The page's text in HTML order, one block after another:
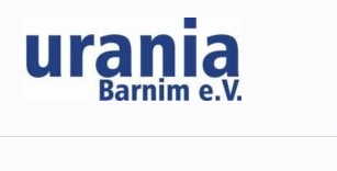
Inhalt
springen